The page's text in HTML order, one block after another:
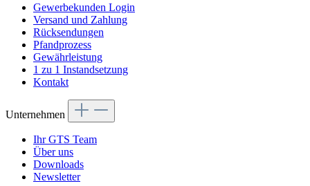
Gewerbekunden Login
Versand und Zahlung
Rücksendungen
Pfandprozess
Gewährleistung
1 zu 1 Instandsetzung
Kontakt
Unternehmen
Ihr GTS Team
Über uns
Downloads
Newsletter